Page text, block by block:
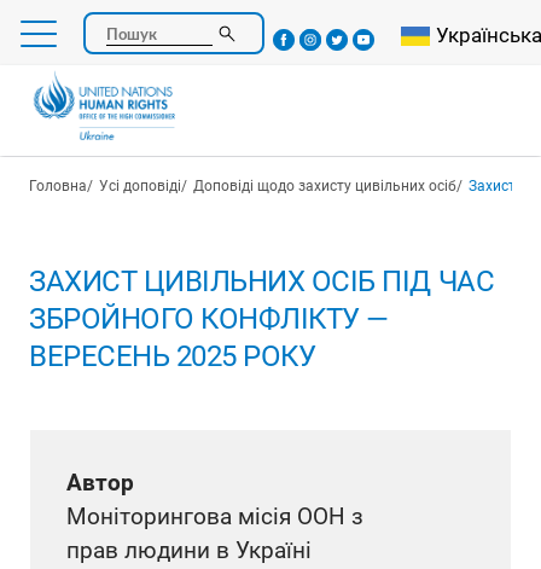
Перейти
основного
Пошук Select your
Українська
Рядок навіґації
Головна Усі доповіді Доповіді щодо захисту цивільних осіб Захист
ЗАХИСТ ЦИВІЛЬНИХ ОСІБ ПІД ЧАС
ЗБРОЙНОГО КОНФЛІКТУ —
ВЕРЕСЕНЬ 2025 РОКУ
Автор
Моніторингова місія ООН з
прав людини в Україні